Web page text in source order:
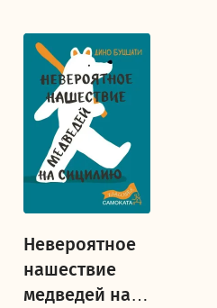
Невероятное
нашествие
медведей на